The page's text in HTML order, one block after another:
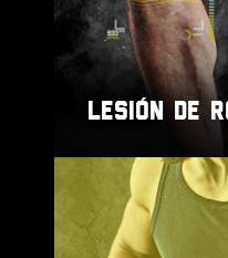
LESIÓN DE